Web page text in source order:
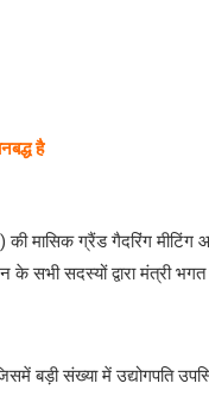
है
मासिक ग्रैंड गैदरिंग मीटिंग
सदस्यों द्वारा मंत्री भगत
बड़ी संख्या में उद्योगपति